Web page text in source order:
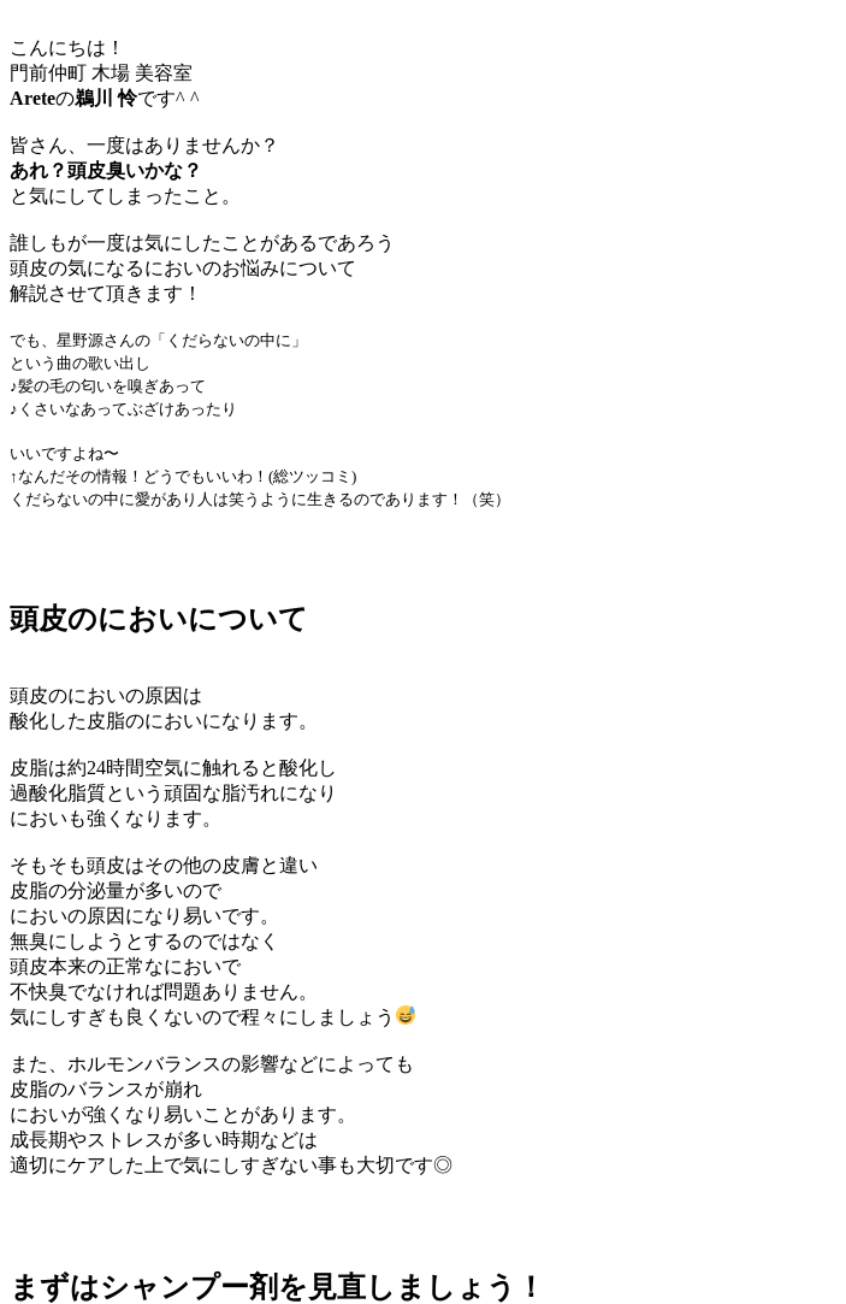
こんにちは！
門前仲町 木場 美容室
Areteの鵜川 怜です^ ^
皆さん、一度はありませんか？
あれ？頭皮臭いかな？
と気にしてしまったこと。
誰しもが一度は気にしたことがあるであろう
頭皮の気になるにおいのお悩みについて
解説させて頂きます！
でも、星野源さんの「くだらないの中に」
という曲の歌い出し
♪髪の毛の匂いを嗅ぎあって
♪くさいなあってぶざけあったり
いいですよね〜
↑なんだその情報！どうでもいいわ！(総ツッコミ)
くだらないの中に愛があり人は笑うように生きるのであります！（笑）
頭皮のにおいについて
頭皮のにおいの原因は
酸化した皮脂のにおいになります。
皮脂は約24時間空気に触れると酸化し
過酸化脂質という頑固な脂汚れになり
においも強くなります。
そもそも頭皮はその他の皮膚と違い
皮脂の分泌量が多いので
においの原因になり易いです。
無臭にしようとするのではなく
頭皮本来の正常なにおいで
不快臭でなければ問題ありません。
気にしすぎも良くないので程々にしましょう
また、ホルモンバランスの影響などによっても
皮脂のバランスが崩れ
においが強くなり易いことがあります。
成長期やストレスが多い時期などは
適切にケアした上で気にしすぎない事も大切です◎
まずはシャンプー剤を見直しましょう！